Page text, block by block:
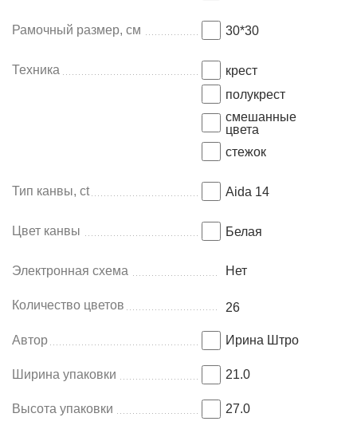
Рамочный размер, см 30*30
Техника
крест
полукрест
смешанные
цвета
стежок
Тип канвы, ct Aida 14
Цвет канвы Белая
Электронная схема Нет
Количество цветов 26
Автор Ирина Штро
Ширина упаковки 21.0
Высота упаковки 27.0